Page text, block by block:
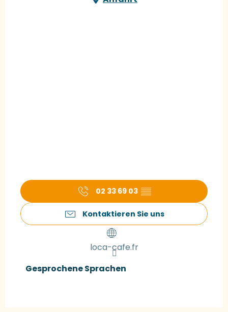
02 33 69 03 ▒▒
Kontaktieren Sie uns
loca-cafe.fr
Gesprochene Sprachen
Gesprochene Sprachen